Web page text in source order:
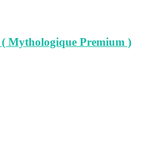
( Mythologique Premium )